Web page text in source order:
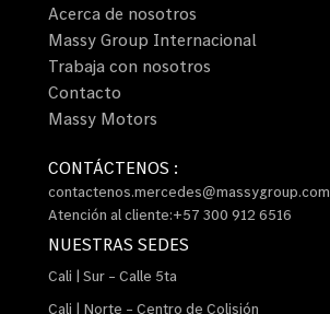
Acerca de nosotros
Massy Group Internacional
Trabaja con nosotros
Contacto
Massy Motors
CONTÁCTENOS :
contactenos.mercedes@massygroup.com
Atención al cliente:+57 300 912 6516
NUESTRAS SEDES
Cali | Sur – Calle 5ta
Cali | Norte – Centro de Colisión